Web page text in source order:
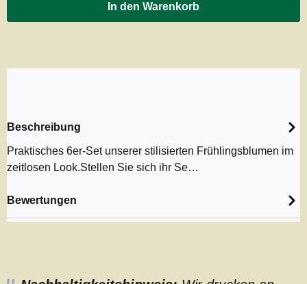
In den Warenkorb
Beschreibung
Praktisches 6er-Set unserer stilisierten Frühlingsblumen im
zeitlosen Look.Stellen Sie sich ihr Se…
Bewertungen